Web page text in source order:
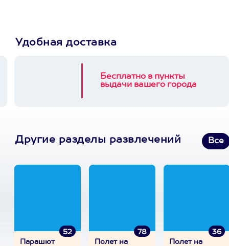
Удобная доставка
Бесплатно в пункты
выдачи вашего города
Другие разделы развлечений Все
52
Парашют
78
Полет на
36
Полет на